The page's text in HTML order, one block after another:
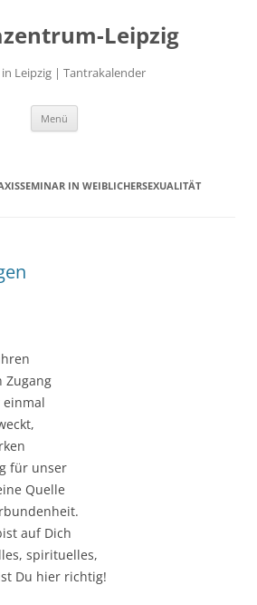
Leipzig
Leipzig | Tantrakalender
Menü
IN WEIBLICHERSEXUALITÄT
Zugang
einmal
für unser
Quelle
auf Dich
spirituelles,
Du hier richtig!